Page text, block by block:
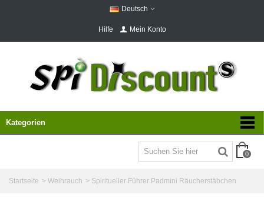
Deutsch
Hilfe Mein Konto
Kategorien
0
Startseite > Weihrauch > Spiritueller Führer Padmini Räucherstäbchen